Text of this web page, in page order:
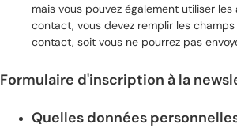
mais vous pouvez également utiliser
contact, vous devez remplir les
contact, soit vous ne pourrez pas
Formulaire d'inscription à la
Quelles données